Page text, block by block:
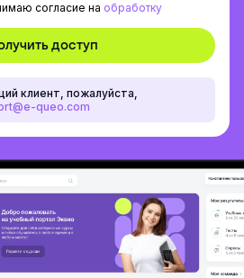
согласие на обработку
клиент, пожалуйста,
queo.com